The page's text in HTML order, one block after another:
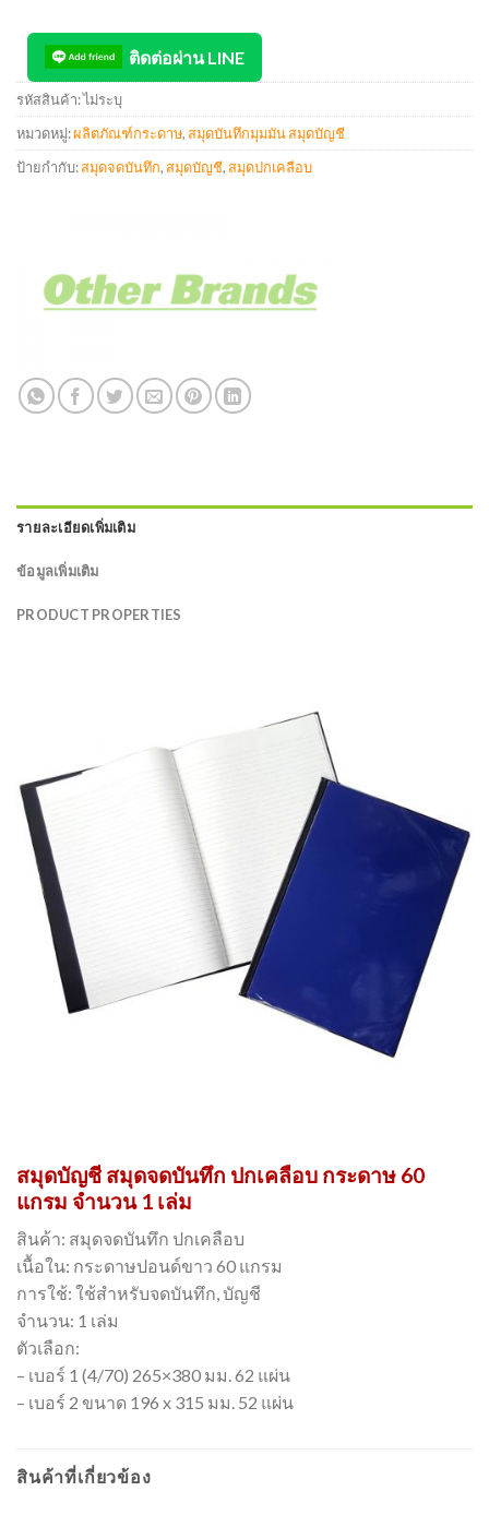
ติดต่อผ่าน LINE
รหัสสินค้า:ไม่ระบุ
หมวดหมู่:ผลิตภัณฑ์กระดาษ,สมุดบันทึกมุมมัน สมุดบัญชี
ป้ายกำกับ:สมุดจดบันทึก,สมุดบัญชี,สมุดปกเคลือบ
รายละเอียดเพิ่มเติม
ข้อมูลเพิ่มเติม
PRODUCT PROPERTIES
สมุดบัญชี สมุดจดบันทึก ปกเคลือบ กระดาษ 60
แกรม จำนวน 1 เล่ม
สินค้า: สมุดจดบันทึก ปกเคลือบ
เนื้อใน: กระดาษปอนด์ขาว 60 แกรม
การใช้: ใช้สำหรับจดบันทึก, บัญชี
จำนวน: 1 เล่ม
ตัวเลือก:
– เบอร์ 1 (4/70) 265×380 มม. 62 แผ่น
– เบอร์ 2 ขนาด 196 x 315 มม. 52 แผ่น
สินค้าที่เกี่ยวข้อง